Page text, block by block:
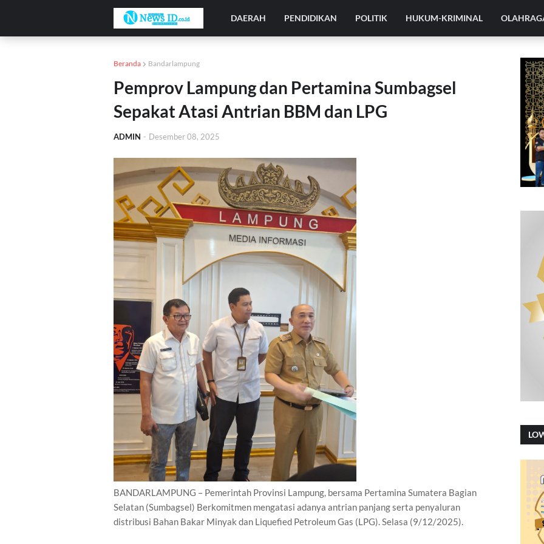
DAERAH PENDIDIKAN POLITIK HUKUM-KRIMINAL
Beranda Bandarlampung
Pemprov Lampung dan Pertamina Sumbagsel
Sepakat Atasi Antrian BBM dan LPG
ADMIN - Desember 08, 2025
BANDARLAMPUNG – Pemerintah Provinsi Lampung, bersama Pertamina Sumatera Bagian
Selatan (Sumbagsel) Berkomitmen mengatasi adanya antrian panjang serta penyaluran
distribusi Bahan Bakar Minyak dan Liquefied Petroleum Gas (LPG). Selasa (9/12/2025).